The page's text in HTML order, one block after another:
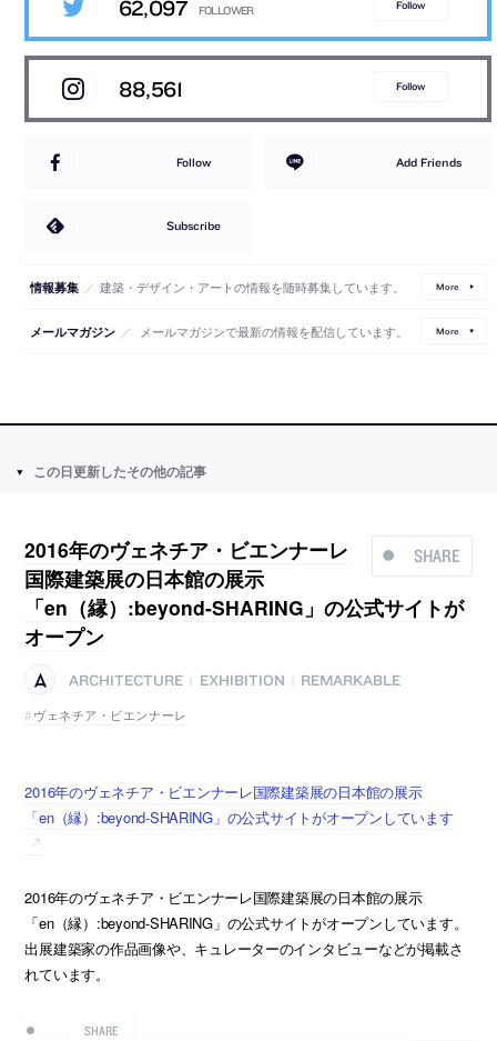
62,097 Follow
88,561 Follow
Follow Add Friends
Subscribe
情報募集 ／ 建築・デザイン・アートの情報を随時募集しています。 More
メールマガジン ／ メールマガジンで最新の情報を配信しています。 More
この日更新したその他の記事
SHARE
2016年のヴェネチア・ビエンナーレ
国際建築展の日本館の展示
「en（縁）:beyond-SHARING」の公式サイトが
オープン
ARCHITECTURE EXHIBITION
REMARKABLE
ヴェネチア・ビエンナーレ
2016年のヴェネチア・ビエンナーレ国際建築展の日本館の展示
「en（縁）:beyond-SHARING」の公式サイトがオープンしています
2016年のヴェネチア・ビエンナーレ国際建築展の日本館の展示
「en（縁）:beyond-SHARING」の公式サイトがオープンしています。
出展建築家の作品画像や、キュレーターのインタビューなどが掲載さ
れています。
SHARE